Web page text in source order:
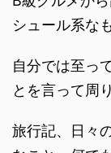
シュール系な
自分では至っ
とを言って周
旅行記、日々